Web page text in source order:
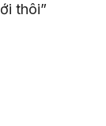
thôi”